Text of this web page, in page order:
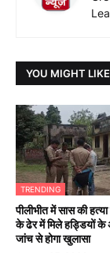
YOU MIGHT LIKE
TRENDING
पीलीभीत में सास की
के ढेर में मिले हड्डियों के
जांच से होगा खुलासा